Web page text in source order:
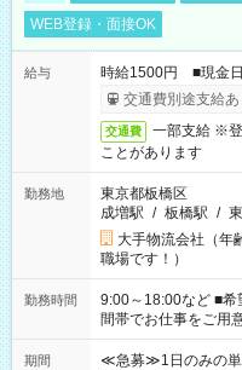
WEB登録・面接OK
給与
時給1500円 ■現金日
交通費別途支給あ
交通費
一部支給 ※
ことがあります
勤務地
東京都板橋区
成増駅 / 板橋駅 /
大手物流会社（年
職場です！）
勤務時間
9:00～18:00など ■希望の時
間帯でお仕事をご用
17:00～22:00 13:00
期間
≪急募≫1日のみの